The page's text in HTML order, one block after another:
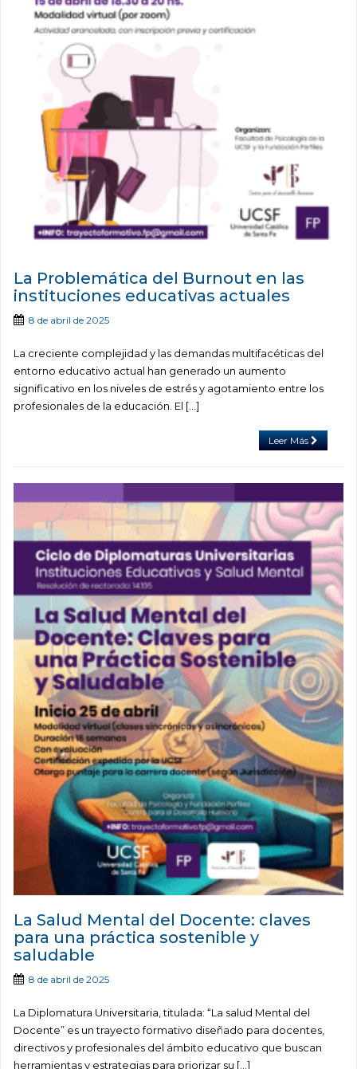
La Problemática del Burnout en las
instituciones educativas actuales
8 de abril de 2025
La creciente complejidad y las demandas multifacéticas del
entorno educativo actual han generado un aumento
significativo en los niveles de estrés y agotamiento entre los
profesionales de la educación. El […]
Leer Más
La Salud Mental del Docente: claves
para una práctica sostenible y
saludable
8 de abril de 2025
La Diplomatura Universitaria, titulada: “La salud Mental del
Docente” es un trayecto formativo diseñado para docentes,
directivos y profesionales del ámbito educativo que buscan
herramientas y estrategias para priorizar su […]